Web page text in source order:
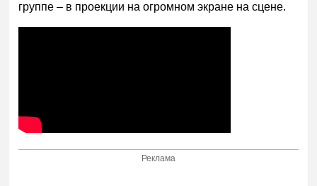
группе – в проекции на огромном экране на сцене.
Реклама